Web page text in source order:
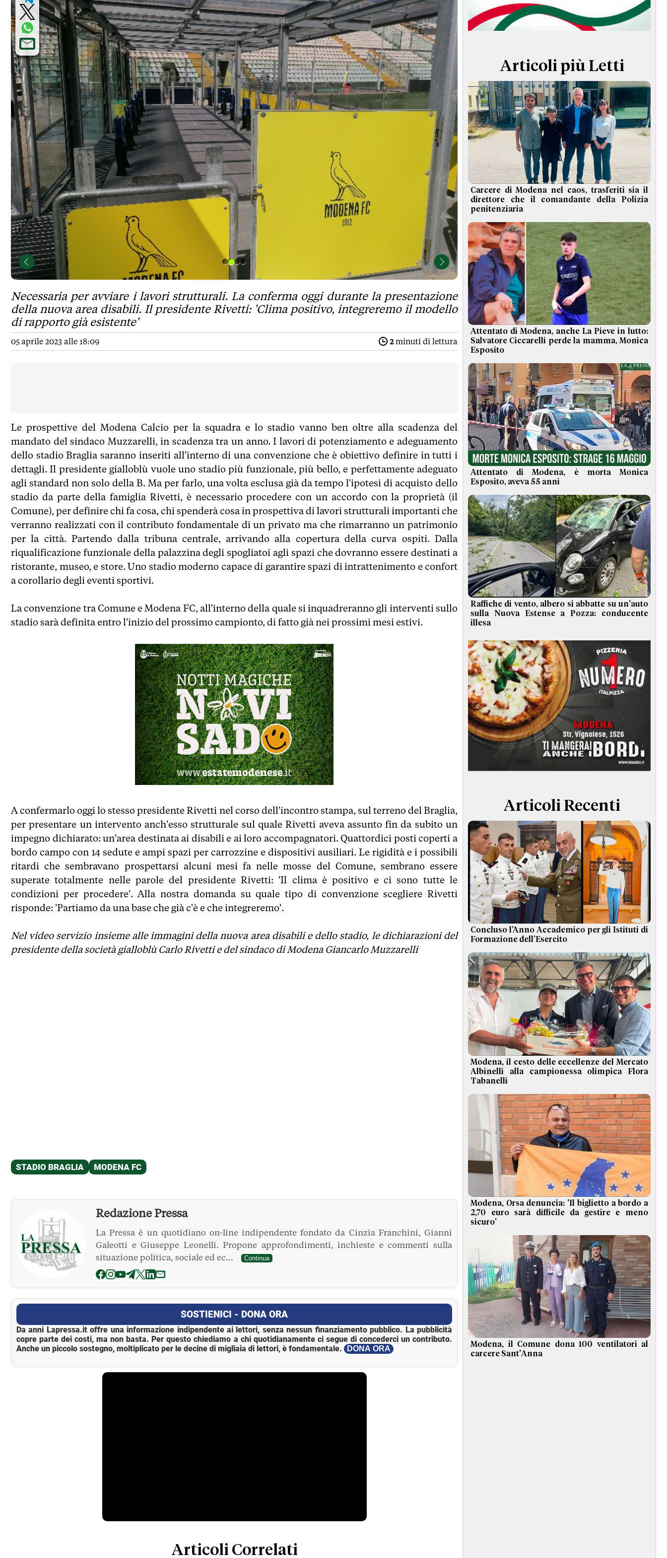
TERMINI e CONDIZIONI
Necessaria per avviare i lavori strutturali. La conferma oggi durante la presentazione
della nuova area disabili. Il presidente Rivetti: 'Clima positivo, integreremo il modello
di rapporto già esistente'
05 aprile 2023 alle 18:09 2minuti di lettura
Le prospettive del Modena Calcio per la squadra e lo stadio vanno ben oltre alla scadenza del
mandato del sindaco Muzzarelli, in scadenza tra un anno. I lavori di potenziamento e adeguamento
dello stadio Braglia saranno inseriti all'interno di una convenzione che è obiettivo definire in tutti i
dettagli. Il presidente gialloblù vuole uno stadio più funzionale, più bello, e perfettamente adeguato
agli standard non solo della B. Ma per farlo, una volta esclusa già da tempo l'ipotesi di acquisto dello
stadio da parte della famiglia Rivetti, è necessario procedere con un accordo con la proprietà (il
Comune), per definire chi fa cosa, chi spenderà cosa in prospettiva di lavori strutturali importanti che
verranno realizzati con il contributo fondamentale di un privato ma che rimarranno un patrimonio
per la città. Partendo dalla tribuna centrale, arrivando alla copertura della curva ospiti. Dalla
riqualificazione funzionale della palazzina degli spogliatoi agli spazi che dovranno essere destinati a
ristorante, museo, e store. Uno stadio moderno capace di garantire spazi di intrattenimento e confort
a corollario degli eventi sportivi.
La convenzione tra Comune e Modena FC, all'interno della quale si inquadreranno gli interventi sullo
stadio sarà definita entro l'inizio del prossimo campionto, di fatto già nei prossimi mesi estivi.
A confermarlo oggi lo stesso presidente Rivetti nel corso dell'incontro stampa, sul terreno del Braglia,
per presentare un intervento anch'esso strutturale sul quale Rivetti aveva assunto fin da subito un
impegno dichiarato: un'area destinata ai disabili e ai loro accompagnatori. Quattordici posti coperti a
bordo campo con 14 sedute e ampi spazi per carrozzine e dispositivi ausiliari. Le rigidità e i possibili
ritardi che sembravano prospettarsi alcuni mesi fa nelle mosse del Comune, sembrano essere
superate totalmente nelle parole del presidente Rivetti: 'Il clima è positivo e ci sono tutte le
condizioni per procedere'. Alla nostra domanda su quale tipo di convenzione scegliere Rivetti
risponde: 'Partiamo da una base che già c'è e che integreremo'.
Nel video servizio insieme alle immagini della nuova area disabili e dello stadio, le dichiarazioni del
presidente della società gialloblù Carlo Rivetti e del sindaco di Modena Giancarlo Muzzarelli
Redazione Pressa
La Pressa è un quotidiano on-line indipendente fondato da Cinzia Franchini, Gianni
Galeotti e Giuseppe Leonelli. Propone approfondimenti, inchieste e commenti sulla
situazione politica, sociale ed ec...
Continua
La Pressa
SOSTIENICI - DONA ORA
Da anni Lapressa.it offre una informazione indipendente ai lettori, senza nessun finanziamento pubblico. La pubblicità
copre parte dei costi, ma non basta. Per questo chiediamo a chi quotidianamente ci segue di concederci un contributo.
Anche un piccolo sostegno, moltiplicato per le decine di migliaia di lettori, è fondamentale.
DONA ORA
Articoli Correlati
Articoli più Letti
Carcere di Modena nel caos, trasferiti sia il
direttore che il comandante della Polizia
penitenziaria
Attentato di Modena, anche La Pieve in lutto:
Salvatore Ciccarelli perde la mamma, Monica
Esposito
Attentato di Modena, è morta Monica
Esposito, aveva 55 anni
Raffiche di vento, albero si abbatte su un'auto
sulla Nuova Estense a Pozza: conducente
illesa
Articoli Recenti
Concluso l’Anno Accademico per gli Istituti di
Formazione dell’Esercito
Modena, il cesto delle eccellenze del Mercato
Albinelli alla campionessa olimpica Flora
Tabanelli
Modena, Orsa denuncia: 'Il biglietto a bordo a
2,70 euro sarà difficile da gestire e meno
sicuro'
Modena, il Comune dona 100 ventilatori al
carcere Sant'Anna